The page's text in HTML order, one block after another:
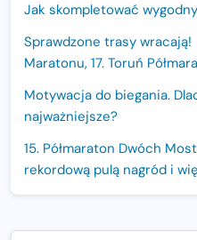
Jak skompletować
Sprawdzone trasy
Maratonu, 17. Toruń
Motywacja do biegania.
najważniejsze?
15. Półmaraton Dwóch
rekordową pulą nagród i